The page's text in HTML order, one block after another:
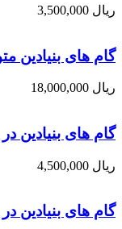
ریال
گام های بنیادین
ریال
گام های بنیادین
ریال
گام های بنیادین